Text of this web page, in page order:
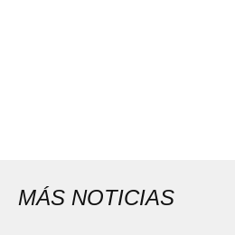
MÁS NOTICIAS